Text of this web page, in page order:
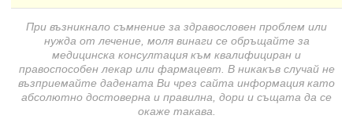
При възникнало съмнение за здравословен проблем или
нужда от лечение, моля винаги се обръщайте за
медицинска консултация към квалифициран и
правоспособен лекар или фармацевт. В никакъв случай не
възприемайте дадената Ви чрез сайта информация като
абсолютно достоверна и правилна, дори и същата да се
окаже такава.